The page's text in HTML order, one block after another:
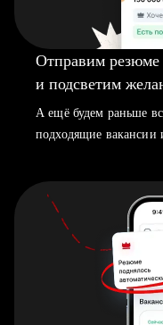
Отправим
и подсветим
А ещё будем раньше
подходящие вакансии